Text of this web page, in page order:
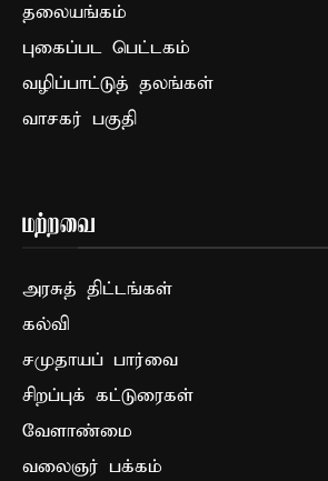
தலையங்கம்
புகைப்பட பெட்டகம்
வழிப்பாட்டுத் தலங்கள்
வாசகர் பகுதி
மற்றவை
அரசுத் திட்டங்கள்
கல்வி
சமுதாயப் பார்வை
சிறப்புக் கட்டுரைகள்
வேளாண்மை
வலைஞர் பக்கம்